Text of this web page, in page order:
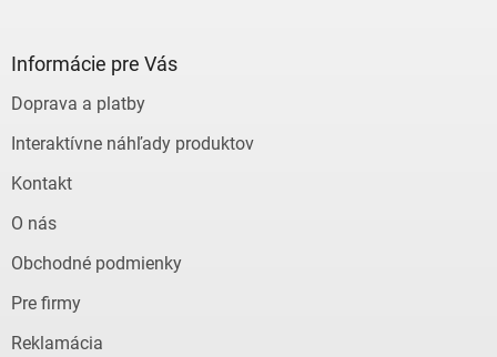
Informácie pre Vás
Doprava a platby
Interaktívne náhľady produktov
Kontakt
O nás
Obchodné podmienky
Pre firmy
Reklamácia